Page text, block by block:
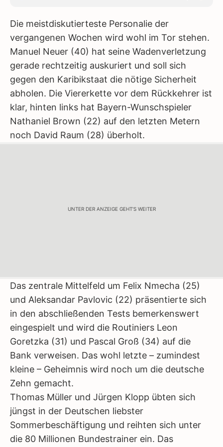
Die meistdiskutierteste Personalie der
vergangenen Wochen wird wohl im Tor stehen.
Manuel Neuer (40) hat seine Wadenverletzung
gerade rechtzeitig auskuriert und soll sich
gegen den Karibikstaat die nötige Sicherheit
abholen. Die Viererkette vor dem Rückkehrer ist
klar, hinten links hat Bayern-Wunschspieler
Nathaniel Brown (22) auf den letzten Metern
noch David Raum (28) überholt.
UNTER DER ANZEIGE GEHT'S WEITER
Das zentrale Mittelfeld um Felix Nmecha (25)
und Aleksandar Pavlovic (22) präsentierte sich
in den abschließenden Tests bemerkenswert
eingespielt und wird die Routiniers Leon
Goretzka (31) und Pascal Groß (34) auf die
Bank verweisen. Das wohl letzte – zumindest
kleine – Geheimnis wird noch um die deutsche
Zehn gemacht.
Thomas Müller und Jürgen Klopp übten sich
jüngst in der Deutschen liebster
Sommerbeschäftigung und reihten sich unter
die 80 Millionen Bundestrainer ein. Das